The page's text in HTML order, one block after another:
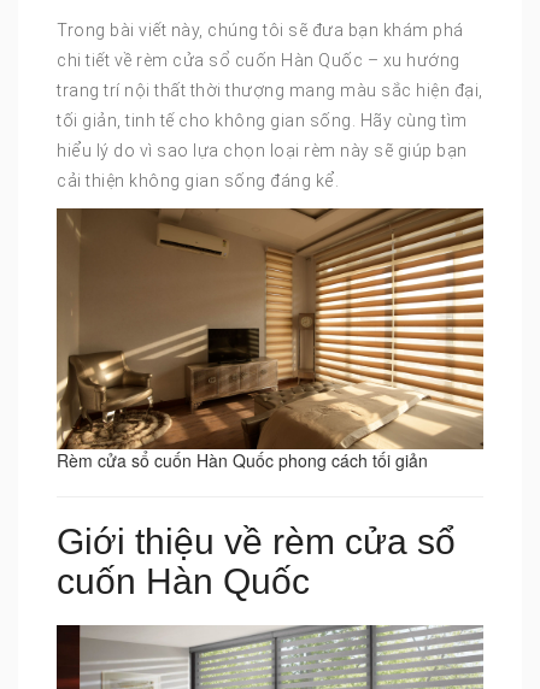
Trong bài viết này, chúng tôi sẽ đưa bạn khám phá
chi tiết về rèm cửa sổ cuốn Hàn Quốc – xu hướng
trang trí nội thất thời thượng mang màu sắc hiện đại,
tối giản, tinh tế cho không gian sống. Hãy cùng tìm
hiểu lý do vì sao lựa chọn loại rèm này sẽ giúp bạn
cải thiện không gian sống đáng kể.
Rèm cửa sổ cuốn Hàn Quốc phong cách tối giản
Giới thiệu về rèm cửa sổ
cuốn Hàn Quốc